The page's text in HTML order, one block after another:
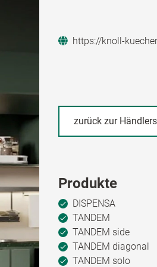
https://knoll-
zurück zur
Produkte
DISPENSA
TANDEM
TANDEM side
TANDEM diagonal
TANDEM solo